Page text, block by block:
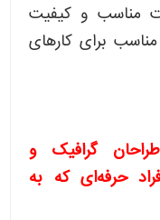
مناسب و کیفیت
برای کارهای
طراحان گرافیک و
حرفه‌ای که به